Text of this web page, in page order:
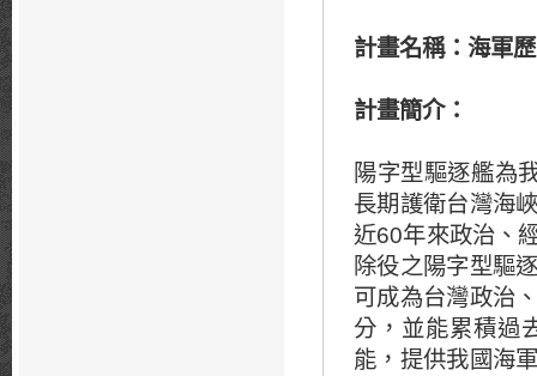
計畫名稱： 海軍
計畫簡介：
陽字型驅逐艦為
長期護衛台灣海
近60年來政治、
除役之陽字型驅
可成為台灣政治
分，並能累積過
能，提供我國海